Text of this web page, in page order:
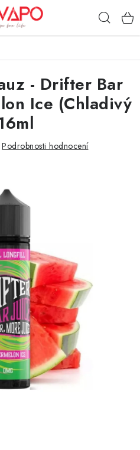
- Drifter Bar
Ice (Chladivý
Podrobnosti hodnocení